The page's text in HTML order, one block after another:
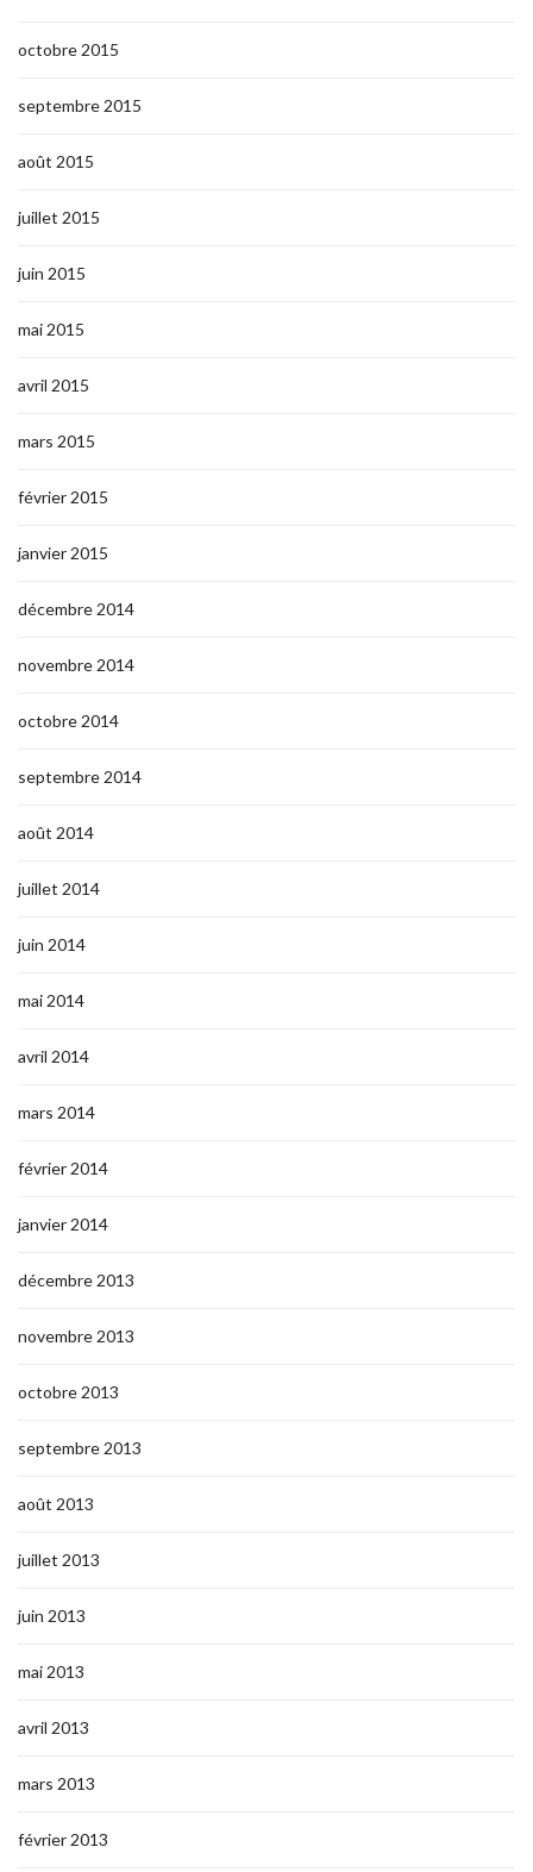
octobre 2015
septembre 2015
août 2015
juillet 2015
juin 2015
mai 2015
avril 2015
mars 2015
février 2015
janvier 2015
décembre 2014
novembre 2014
octobre 2014
septembre 2014
août 2014
juillet 2014
juin 2014
mai 2014
avril 2014
mars 2014
février 2014
janvier 2014
décembre 2013
novembre 2013
octobre 2013
septembre 2013
août 2013
juillet 2013
juin 2013
mai 2013
avril 2013
mars 2013
février 2013